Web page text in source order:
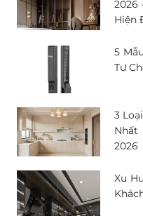
2026
Hiện
5
Tư
3
Nhất
2026
Xu